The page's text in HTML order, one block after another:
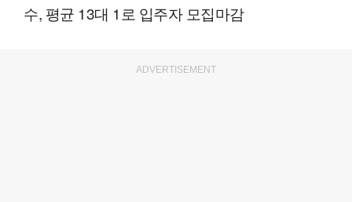
수, 평균 13대 1로 입주자 모집마감
ADVERTISEMENT